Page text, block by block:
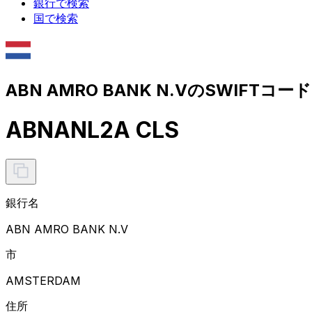
国で検索
ABN AMRO BANK N.VのSWIFTコー
ABNANL2A CLS
銀行名
ABN AMRO BANK N.V
市
AMSTERDAM
住所